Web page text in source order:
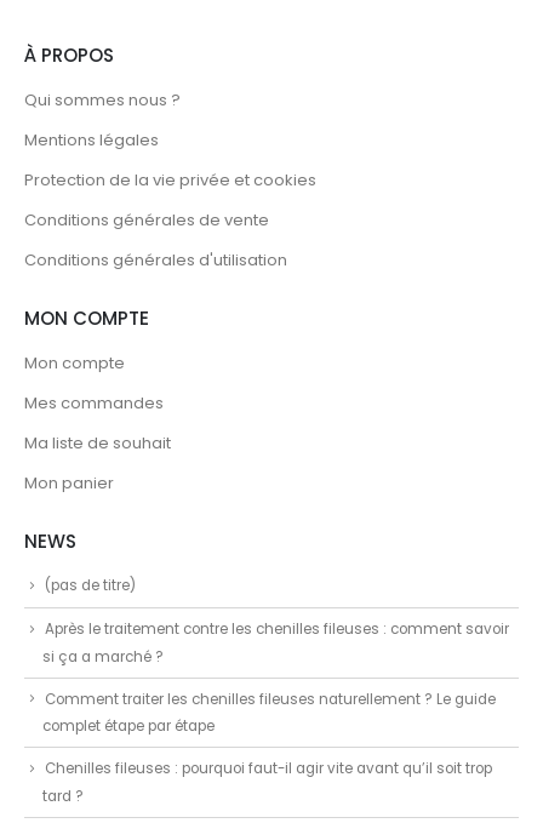
À PROPOS
Qui sommes nous ?
Mentions légales
Protection de la vie privée et cookies
Conditions générales de vente
Conditions générales d'utilisation
MON COMPTE
Mon compte
Mes commandes
Ma liste de souhait
Mon panier
NEWS
(pas de titre)
Après le traitement contre les chenilles fileuses : comment savoir
si ça a marché ?
Comment traiter les chenilles fileuses naturellement ? Le guide
complet étape par étape
Chenilles fileuses : pourquoi faut-il agir vite avant qu’il soit trop
tard ?